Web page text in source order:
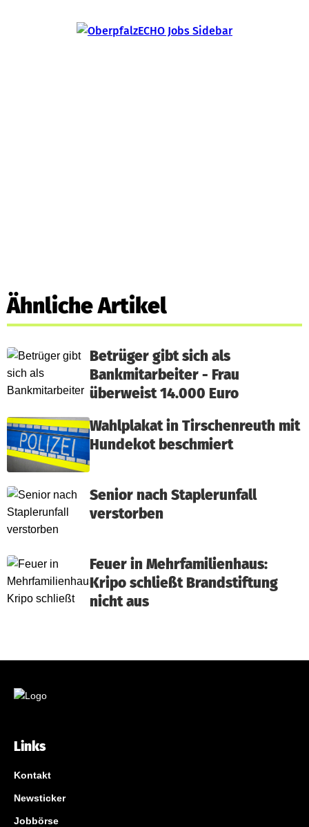
Ähnliche Artikel
Betrüger gibt sich als
Bankmitarbeiter - Frau
überweist 14.000 Euro
Wahlplakat in Tirschenreuth mit
Hundekot beschmiert
Senior nach Staplerunfall
verstorben
Feuer in Mehrfamilienhaus:
Kripo schließt Brandstiftung
nicht aus
Links
Kontakt
Newsticker
Jobbörse